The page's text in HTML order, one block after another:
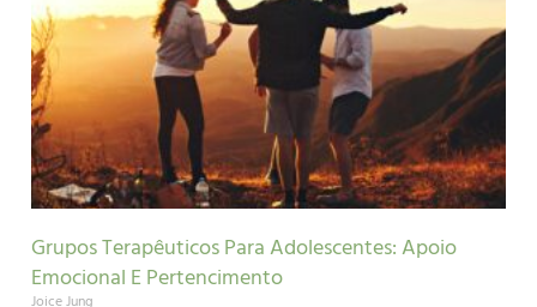
Grupos Terapêuticos Para Adolescentes: Apoio
Emocional E Pertencimento
Joice Jung